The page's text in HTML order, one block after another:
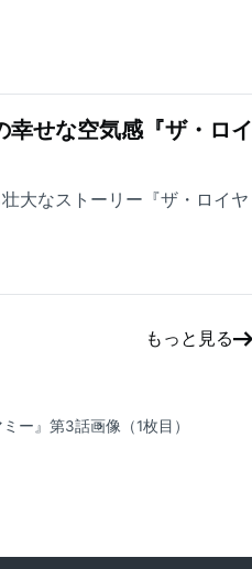
幸せな空気感『ザ・ロイ
大なストーリー『ザ・ロイヤ
もっと見る
ミー』第3話画像（1枚目）